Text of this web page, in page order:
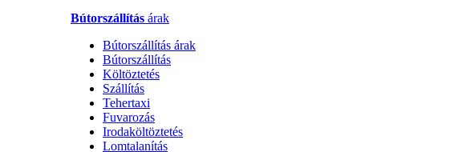
Bútorszállítás árak
Bútorszállítás árak
Bútorszállítás
Költöztetés
Szállítás
Tehertaxi
Fuvarozás
Irodaköltöztetés
Lomtalanítás